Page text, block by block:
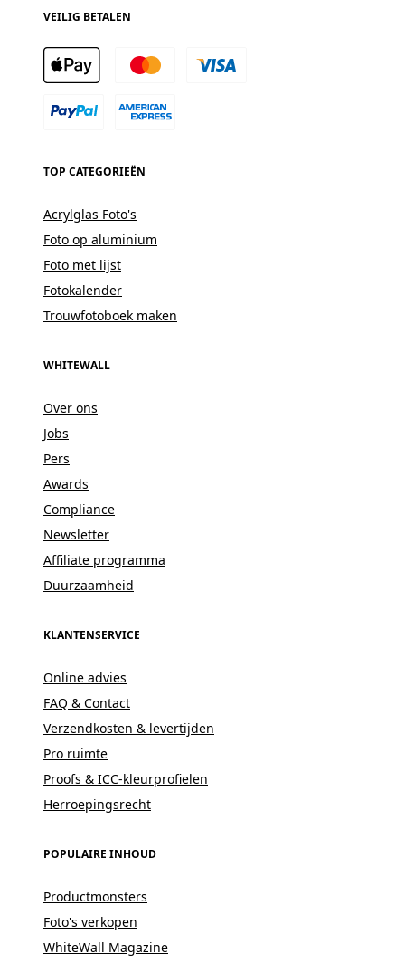
VEILIG BETALEN
TOP CATEGORIEËN
Acrylglas Foto's
Foto op aluminium
Foto met lijst
Fotokalender
Trouwfotoboek maken
WHITEWALL
Over ons
Jobs
Pers
Awards
Compliance
Newsletter
Affiliate programma
Duurzaamheid
KLANTENSERVICE
Online advies
FAQ & Contact
Verzendkosten & levertijden
Pro ruimte
Proofs & ICC-kleurprofielen
Herroepingsrecht
POPULAIRE INHOUD
Productmonsters
Foto's verkopen
WhiteWall Magazine